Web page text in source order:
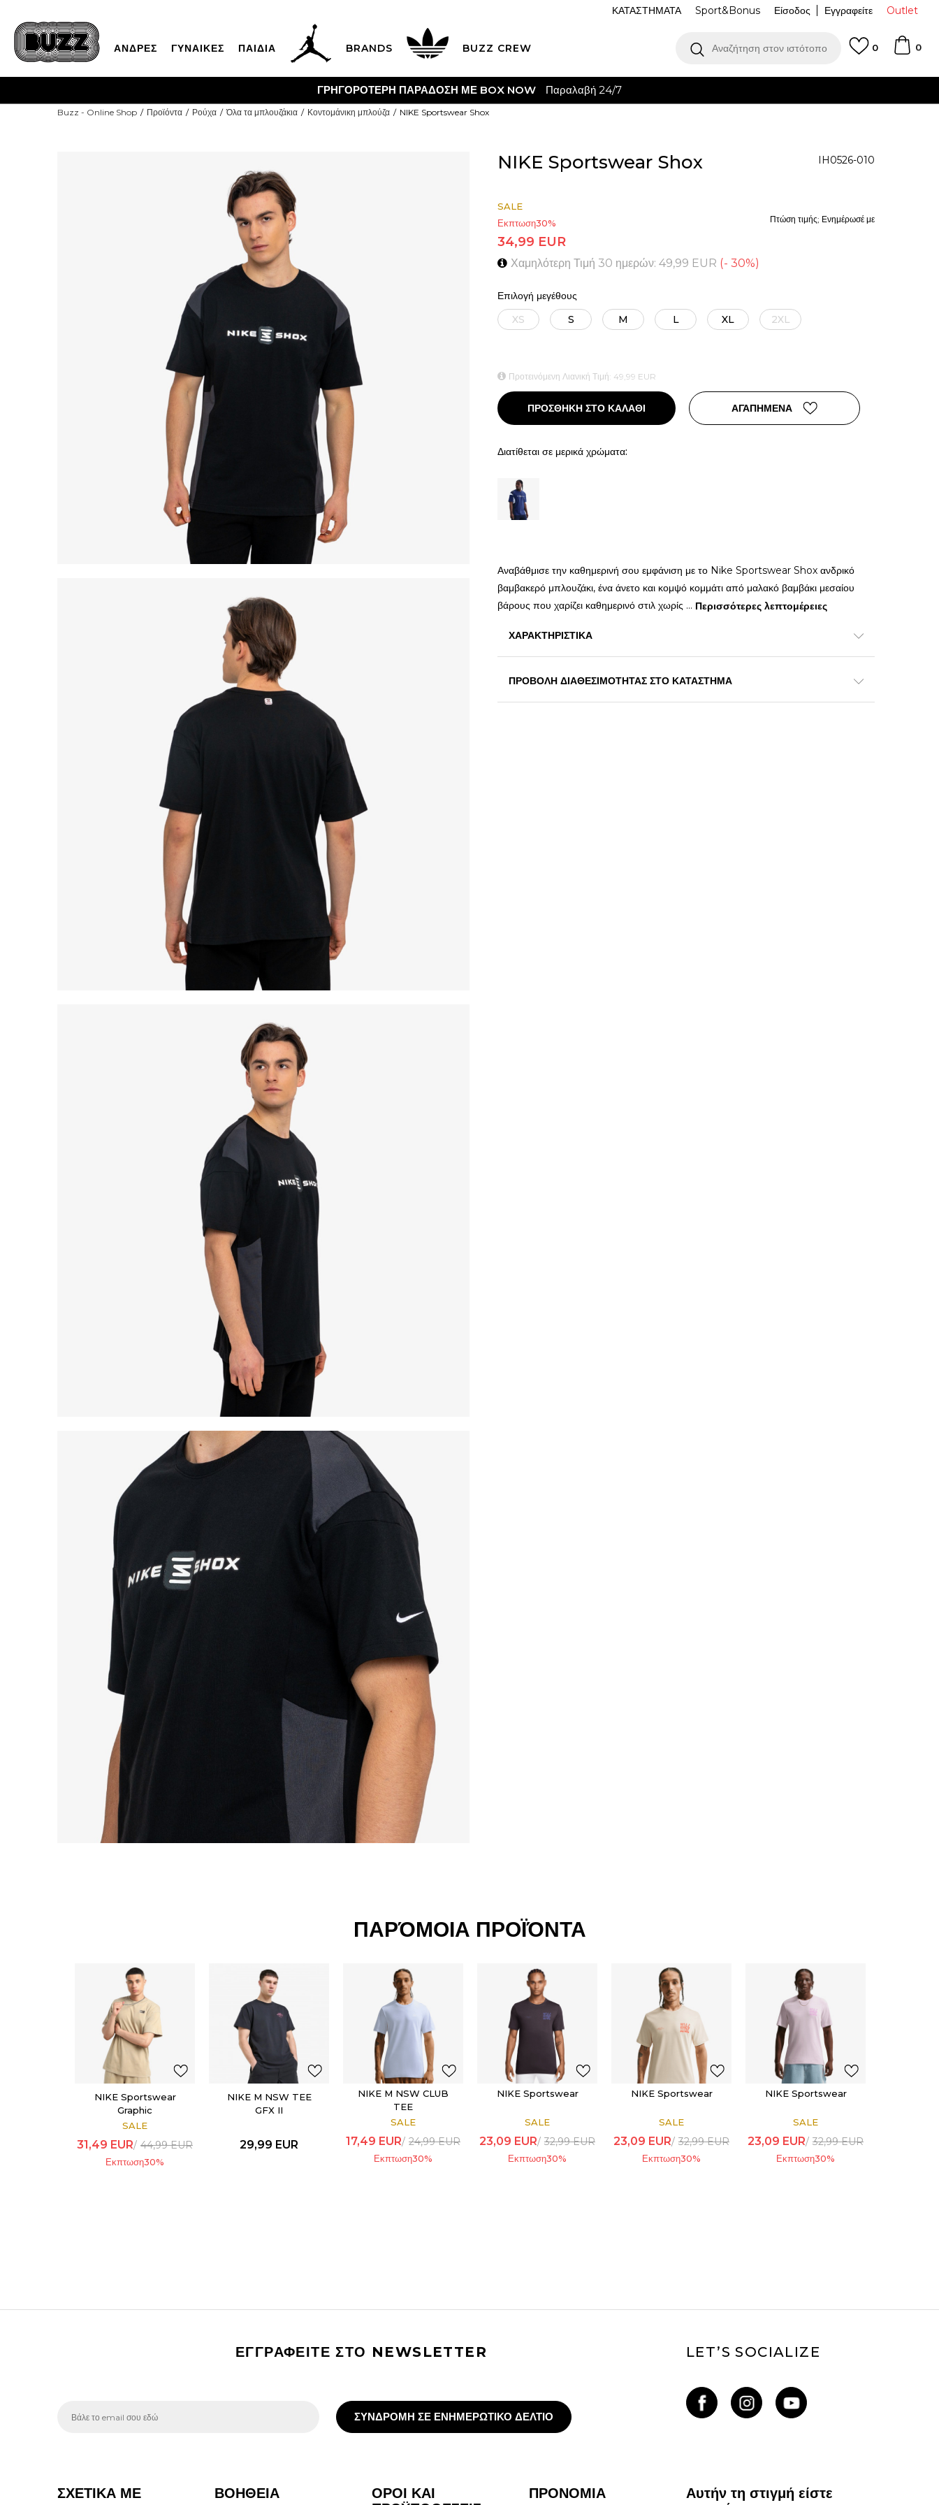
Outlet
Είσοδος Εγγραφείτε
ΚΑΤΑΣΤΗΜΑΤΑ Sport&Bonus
ΑΝΔΡΕΣ ΓΥΝΑΙΚΕΣ ΠΑΙΔΙΑ BRANDS BUZZ CREW Αναζήτηση στον ιστότοπο 0
0
ΓΡΗΓΟΡΟΤΕΡΗ ΠΑΡΑΔΟΣΗ ΜΕ BOX NOW Παραλαβή 24/7
Buzz - Online Shop Προϊόντα Ρούχα Όλα τα μπλουζάκια Κοντομάνικη μπλούζα NIKE Sportswear Shox
NIKE Sportswear Shox IH0526-010
SALE
Εκπτωση30%
34,99 EUR
Χαμηλότερη Τιμή 30 ημερών: 49,99 EUR (- 30%)
Πτώση τιμής; Ενημέρωσέ με
Επιλογή μεγέθους
XS
S M L XL 2XL
Προτεινόμενη Λιανική Τιμή: 49,99 EUR
ΠΡΟΣΘΗΚΗ ΣΤΟ ΚΑΛΑΘΙ ΑΓΑΠΗΜΕΝΑ
Διατίθεται σε μερικά χρώματα:
Αναβάθμισε την καθημερινή σου εμφάνιση με το Nike Sportswear Shox ανδρικό
βαμβακερό μπλουζάκι, ένα άνετο και κομψό κομμάτι από μαλακό βαμβάκι μεσαίου
βάρους που χαρίζει καθημερινό στιλ χωρίς ... Περισσότερες λεπτομέρειες
ΧΑΡΑΚΤΗΡΙΣΤΙΚΑ
ΠΡΟΒΟΛΗ ΔΙΑΘΕΣΙΜΟΤΗΤΑΣ ΣΤΟ ΚΑΤΑΣΤΗΜΑ
ΠΑΡΌΜΟΙΑ ΠΡΟΪΌΝΤΑ
NIKE Sportswear
Graphic
SALE
31,49 EUR 44,99EUR
Εκπτωση30%
NIKE M NSW TEE
GFX II
29,99 EUR
NIKE M NSW CLUB
TEE
SALE
17,49 EUR 24,99EUR
Εκπτωση30%
NIKE Sportswear
SALE
23,09 EUR 32,99EUR
Εκπτωση30%
NIKE Sportswear
SALE
23,09 EUR 32,99EUR
Εκπτωση30%
NIKE Sportswear
SALE
23,09 EUR 32,99EUR
Εκπτωση30%
ΕΓΓΡΑΦΕΙΤΕ ΣΤΟ NEWSLETTER
ΣΥΝΔΡΟΜΗ ΣΕ ΕΝΗΜΕΡΩΤΙΚΟ ΔΕΛΤΙΟ
LET’S SOCIALIZE
ΣΧΕΤΙΚΑ ΜΕ ΒΟΗΘΕΙΑ
ΟΡΟΙ ΚΑΙ
ΠΡΟΝΟΜΙΑ
Αυτήν τη στιγμή είστε